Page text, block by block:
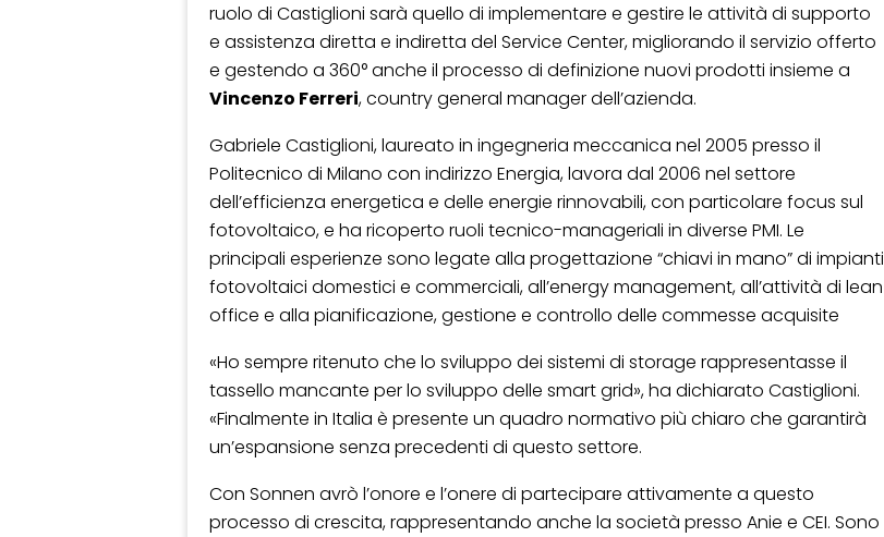
ruolo di Castiglioni sarà quello di implementare e gestire le attività di supporto
e assistenza diretta e indiretta del Service Center, migliorando il servizio offerto
e gestendo a 360° anche il processo di definizione nuovi prodotti insieme a
Vincenzo Ferreri, country general manager dell’azienda.
Gabriele Castiglioni, laureato in ingegneria meccanica nel 2005 presso il
Politecnico di Milano con indirizzo Energia, lavora dal 2006 nel settore
dell’efficienza energetica e delle energie rinnovabili, con particolare focus sul
fotovoltaico, e ha ricoperto ruoli tecnico-manageriali in diverse PMI. Le
principali esperienze sono legate alla progettazione “chiavi in mano” di impianti
fotovoltaici domestici e commerciali, all’energy management, all’attività di lean
office e alla pianificazione, gestione e controllo delle commesse acquisite
«Ho sempre ritenuto che lo sviluppo dei sistemi di storage rappresentasse il
tassello mancante per lo sviluppo delle smart grid», ha dichiarato Castiglioni.
«Finalmente in Italia è presente un quadro normativo più chiaro che garantirà
un’espansione senza precedenti di questo settore.
Con Sonnen avrò l’onore e l’onere di partecipare attivamente a questo
processo di crescita, rappresentando anche la società presso Anie e CEI. Sono